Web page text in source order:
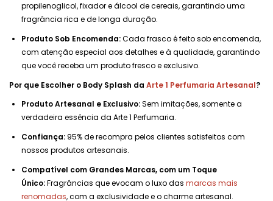
propilenoglicol, fixador e álcool de cereais, garantindo uma
fragrância rica e de longa duração.
Produto Sob Encomenda:Cada frasco é feito sob encomenda,
com atenção especial aos detalhes e à qualidade, garantindo
que você receba um produto fresco e exclusivo.
Por que Escolher o Body Splash da Arte 1 Perfumaria Artesanal?
Produto Artesanal e Exclusivo:Sem imitações, somente a
verdadeira essência da Arte 1 Perfumaria.
Confiança: 95% de recompra pelos clientes satisfeitos com
nossos produtos artesanais.
Compatível com Grandes Marcas, com um Toque
Único:Fragrâncias que evocam o luxo das marcas mais
renomadas, com a exclusividade e o charme artesanal.